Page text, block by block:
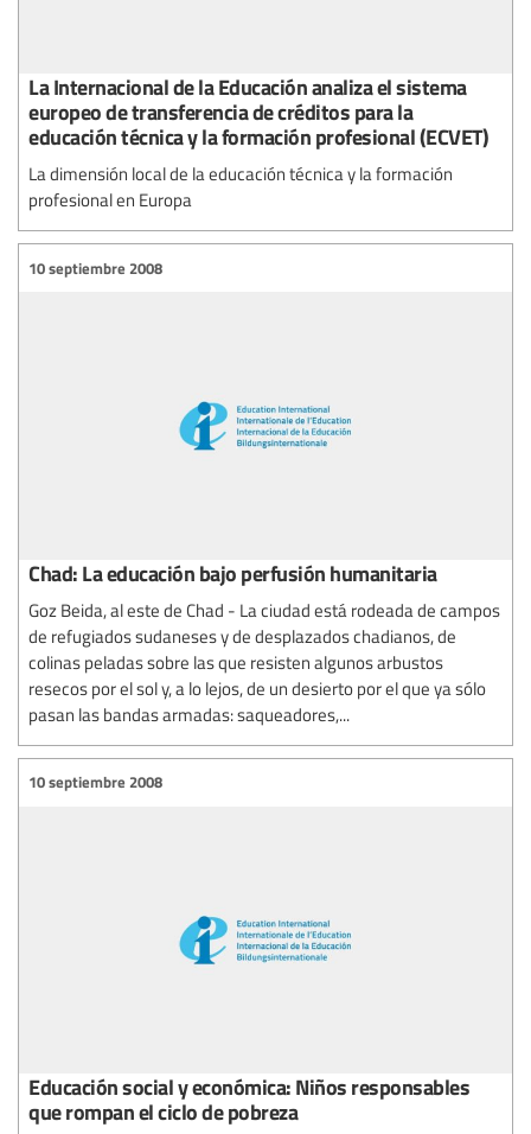
La Internacional de la Educación analiza el sistema
europeo de transferencia de créditos para la
educación técnica y la formación profesional (ECVET)
La dimensión local de la educación técnica y la formación
profesional en Europa
10 septiembre 2008
Chad: La educación bajo perfusión humanitaria
Goz Beida, al este de Chad - La ciudad está rodeada de campos
de refugiados sudaneses y de desplazados chadianos, de
colinas peladas sobre las que resisten algunos arbustos
resecos por el sol y, a lo lejos, de un desierto por el que ya sólo
pasan las bandas armadas: saqueadores,...
10 septiembre 2008
Educación social y económica: Niños responsables
que rompan el ciclo de pobreza